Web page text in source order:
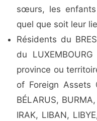
sœurs, les
quel que soit leur
Résidents du
du
province ou
of Foreign Assets
BÉLARUS,
IRAK, LIBAN,